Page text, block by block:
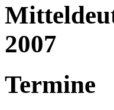
2007
Termine